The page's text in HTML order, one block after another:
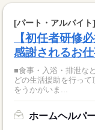
[パート・アルバイト]
【初任者研修
感謝されるお仕
■食事・入浴・排泄な
どの生活援助を行って頂きます。 ■登録時に提
をうかがいま...
ホームヘルパ